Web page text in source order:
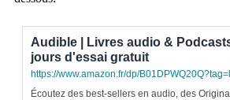
Audible | Livres audio &
jours d'essai gratuit
https://www.amazon.fr/dp/
Écoutez des best-sellers en audio, des